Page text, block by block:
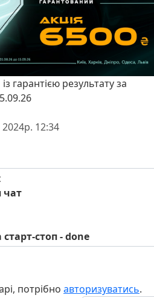
гарантією результату за
2024р. 12:34
чат
стоп - done
потрібно авторизуватись.